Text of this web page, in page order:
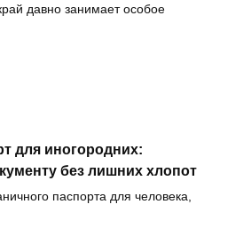
давно занимает особое
для иногородних:
без лишних хлопот
паспорта для человека,